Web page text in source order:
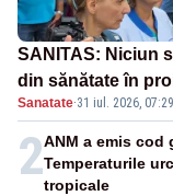
SANITAS: Niciun
din sănătate în
Sanatate·31 iul. 2026, 07:29
2ANM a emis
Temperaturile
tropicale